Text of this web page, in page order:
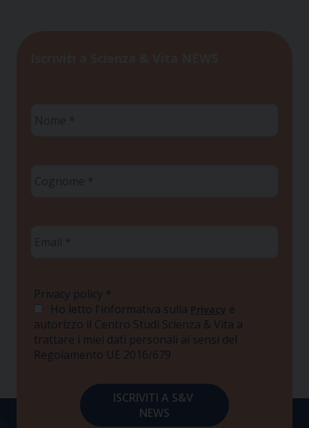
Privacy policy *
Ho letto l'informativa sulla Privacy e
autorizzo il Centro Studi Scienza & Vita a
trattare i miei dati personali ai sensi del
Regolamento UE 2016/679